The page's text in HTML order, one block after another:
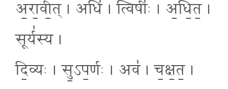
अ॒रा॒वी॒त् । अधि॑ । त्विषीः॑ । अ॒धि॒त॒ ।
सूर्य॑स्य ।
दि॒व्यः । सु॒ऽप॒र्णः । अव॑ । च॒क्ष॒त॒ ।